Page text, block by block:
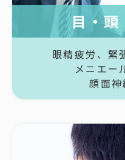
目・頭
眼精疲労、 緊
メニエー
顔面